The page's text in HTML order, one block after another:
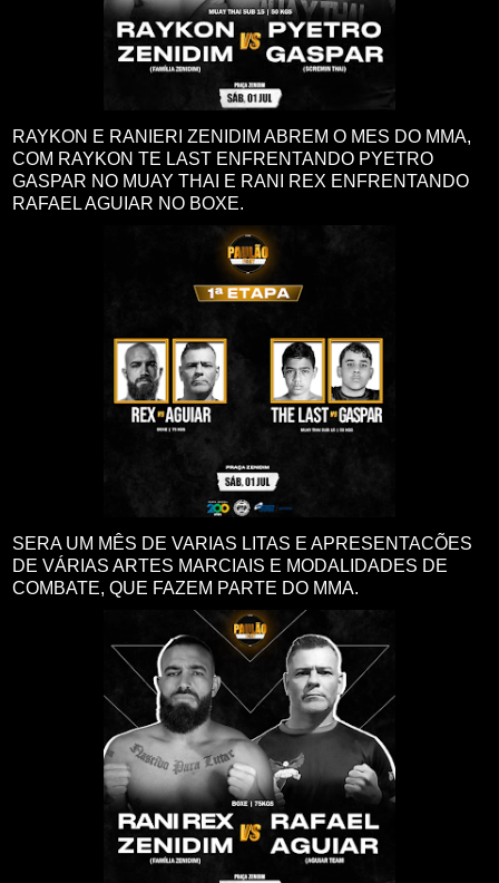
RAYKON E RANIERI ZENIDIM ABREM O MES DO MMA,
COM RAYKON TE LAST ENFRENTANDO PYETRO
GASPAR NO MUAY THAI E RANI REX ENFRENTANDO
RAFAEL AGUIAR NO BOXE.
SERA UM MÊS DE VARIAS LITAS E APRESENTACÕES
DE VÁRIAS ARTES MARCIAIS E MODALIDADES DE
COMBATE, QUE FAZEM PARTE DO MMA.